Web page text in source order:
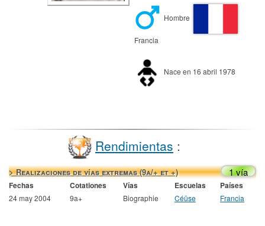
Hombre
Francia
Nace en 16 abril 1978
Rendimientas :
> Realizaciones de vías extremas (9a/+ et +) 1 vía
Fechas Cotationes Vías Escuelas Países
24 may 2004 9a+ Biographie Céüse Francia